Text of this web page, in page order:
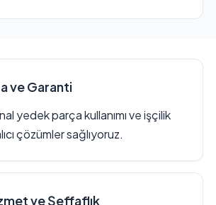
ve Garanti
yedek parça kullanımı ve işçilik
çözümler sağlıyoruz.
ve Şeffaflık